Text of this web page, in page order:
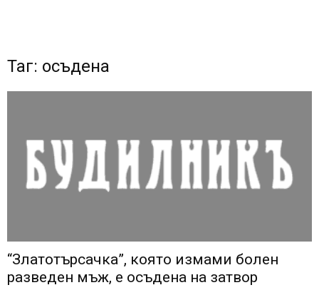
Таг: осъдена
“Златотърсачка”, която измами болен
разведен мъж, е осъдена на затвор